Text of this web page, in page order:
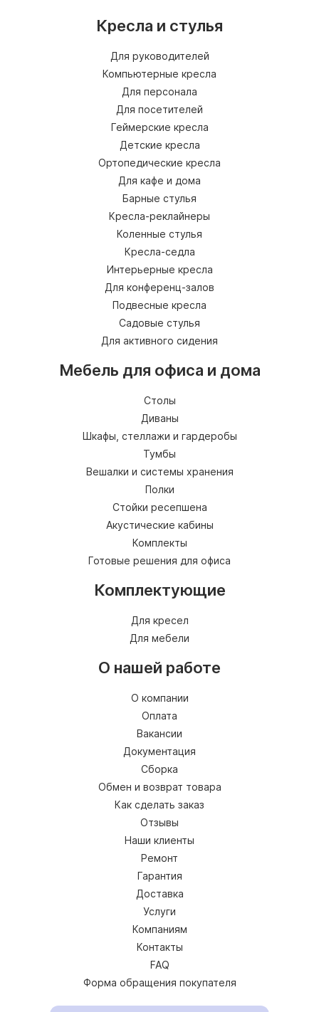
Кресла и стулья
Для руководителей
Компьютерные кресла
Для персонала
Для посетителей
Геймерские кресла
Детские кресла
Ортопедические кресла
Для кафе и дома
Барные стулья
Кресла-реклайнеры
Коленные стулья
Кресла-седла
Интерьерные кресла
Для конференц-залов
Подвесные кресла
Садовые стулья
Для активного сидения
Мебель для офиса и дома
Столы
Диваны
Шкафы, стеллажи и гардеробы
Тумбы
Вешалки и системы хранения
Полки
Стойки ресепшена
Акустические кабины
Комплекты
Готовые решения для офиса
Комплектующие
Для кресел
Для мебели
О нашей работе
О компании
Оплата
Вакансии
Документация
Сборка
Обмен и возврат товара
Как сделать заказ
Отзывы
Наши клиенты
Ремонт
Гарантия
Доставка
Услуги
Компаниям
Контакты
FAQ
Форма обращения покупателя